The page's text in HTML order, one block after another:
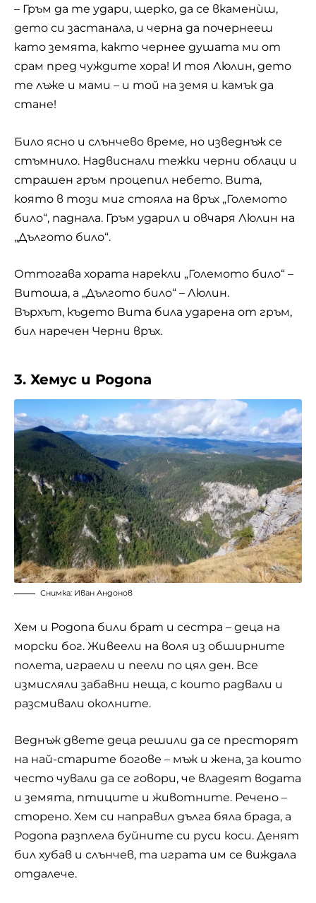
– Гръм да те удари, щерко, да се вкаменѝш,
дето си застанала, и черна да почернееш
като земята, както чернее душата ми от
срам пред чуждите хора! И тоя Люлин, дето
те лъже и мами – и той на земя и камък да
стане!
Било ясно и слънчево време, но изведнъж се
стъмнило. Надвиснали тежки черни облаци и
страшен гръм процепил небето. Вита,
която в този миг стояла на връх „Големото
било“, паднала. Гръм ударил и овчаря Люлин на
„Дългото било“.
Оттогава хората нарекли „Големото било“ –
Витоша, а „Дългото било“ – Люлин.
Върхът, където Вита била ударена от гръм,
бил наречен Черни връх.
3. Хемус и Родопа
Снимка: Иван Андонов
Хем и Родопа били брат и сестра – деца на
морски бог. Живеели на воля из обширните
полета, играели и пеели по цял ден. Все
измисляли забавни неща, с които радвали и
разсмивали околните.
Веднъж двете деца решили да се престорят
на най-старите богове – мъж и жена, за които
често чували да се говори, че владеят водата
и земята, птиците и животните. Речено –
сторено. Хем си направил дълга бяла брада, а
Родопа разплела буйните си руси коси. Денят
бил хубав и слънчев, та играта им се виждала
отдалече.